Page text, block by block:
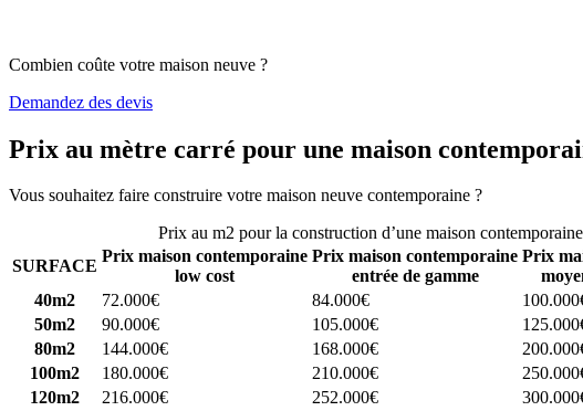
Combien coûte votre maison neuve ?
Demandez des devis
Prix au mètre carré pour une maison
Vous souhaitez faire construire votre maison neuve contemporaine ?
Prix au m2 pour la construction d’une maison contemporaine
SURFACE
Prix maison contemporaine
low cost
Prix maison contemporaine
entrée de gamme
Prix
40m2
72.000€ 84.000€
50m2
90.000€ 105.000€
80m2
144.000€ 168.000€
100m2
180.000€ 210.000€
120m2
216.000€ 252.000€